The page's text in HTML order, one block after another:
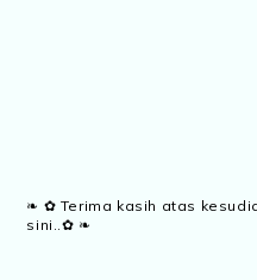
❧ ✿ Terima kasih atas
sini..✿ ❧